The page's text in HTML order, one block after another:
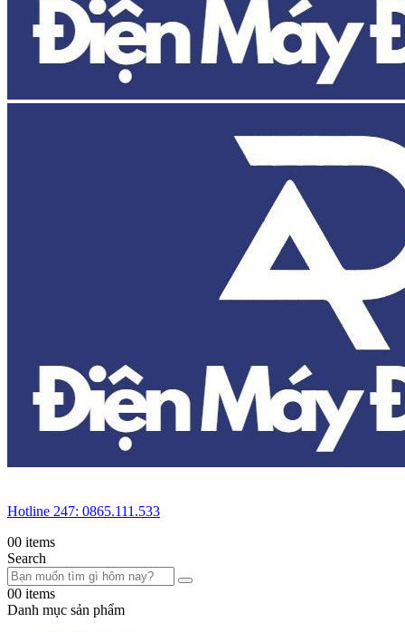
Hotline 247: 0865.111.533
00 items
Search
00 items
Danh mục sản phẩm